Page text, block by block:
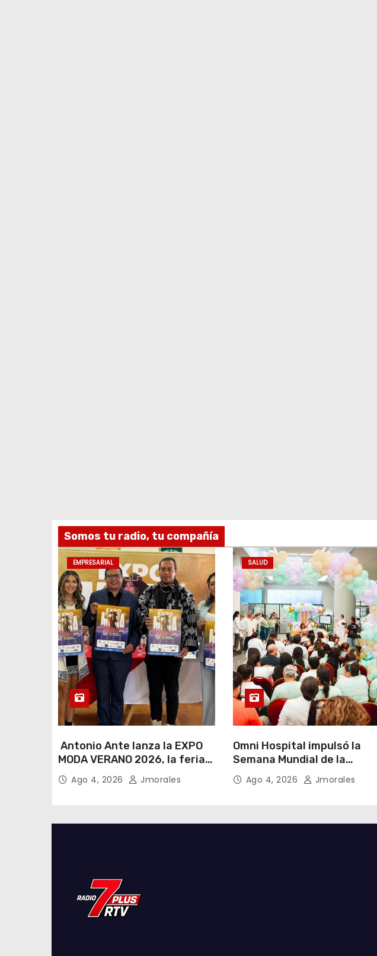
Somos tu radio, tu compañía
EMPRESARIAL
Antonio Ante lanza la EXPO
MODA VERANO 2026, la feria
de moda e industria textil
más importante del Ecuador
Ago 4, 2026 Jmorales
SALUD
Omni Hospital impulsó la
Semana Mundial de la
Lactancia Materna bajo el
lema “Un inicio sostenible en
Ago 4, 2026 Jmorales